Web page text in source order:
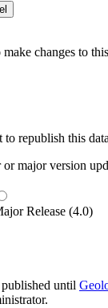
changes to
republish this
major version
Release (4.0)
until